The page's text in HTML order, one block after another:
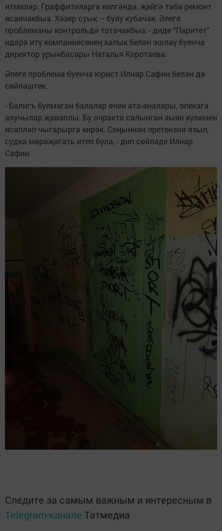
итмиләр. Граффитиларга килгәндә, җәйгә таба ремонт
ясаячакбыз. Хәзер суык – буяу кубачак. Әлеге
проблеманы контрольдә тотачакбыз, - диде “Паритет”
идарә итү компаниясенең халык белән эшләү буенча
директор урынбасары Наталья Коротаева.
Әлеге проблема буенча юрист Илнар Сафин белән дә
сөйләштек.
- Балигъ булмаган балалар өчен ата-аналары, опекага
алучылар җаваплы. Бу очракта салынган зыян күләмен
исәпләп чыгарырга кирәк. Соңыннан претензия язып,
судка мөрәҗәгать итеп була, - дип сөйләде Илнар
Сафин.
Следите за самым важным и интересным в
Telegram-канале Татмедиа